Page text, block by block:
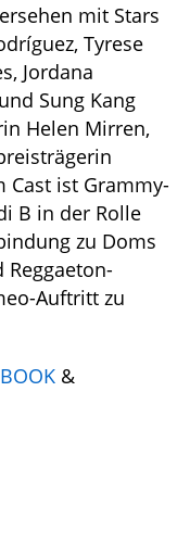
mit Stars
Tyrese
Jordana
Sung Kang
Helen Mirren,
Cast ist Grammy-
B in der Rolle
zu Doms
Auftritt zu
&